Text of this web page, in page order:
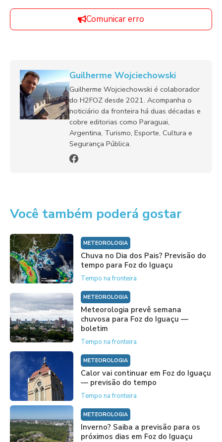
Comunicar erro
Guilherme Wojciechowski
Guilherme Wojciechowski é colaborador
do H2FOZ desde 2021. Acompanha o
noticiário da fronteira há duas décadas e
cobre editorias como Paraguai,
Argentina, Turismo, Esporte, Cultura e
Segurança Pública.
Você também poderá gostar
METEOROLOGIA
Chuva no Dia dos Pais? Previsão do
tempo para Foz do Iguaçu
Tempo na fronteira
METEOROLOGIA
Meteorologia prevê semana
chuvosa para Foz do Iguaçu —
boletim
Tempo na fronteira
METEOROLOGIA
Calor vai continuar em Foz do Iguaçu
— previsão do tempo
Tempo na fronteira
METEOROLOGIA
Inverno? Saiba a previsão para os
próximos dias em Foz do Iguaçu